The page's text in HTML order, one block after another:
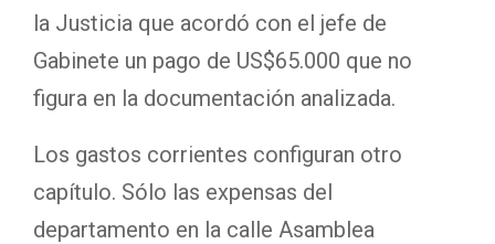
la Justicia que acordó con el jefe de
Gabinete un pago de US$65.000 que no
figura en la documentación analizada.
Los gastos corrientes configuran otro
capítulo. Sólo las expensas del
departamento en la calle Asamblea